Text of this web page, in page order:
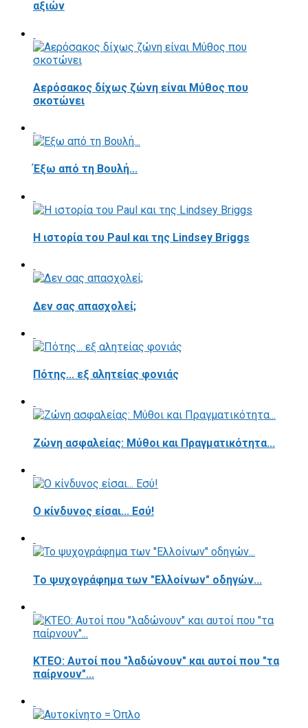
αξιών
Αερόσακος δίχως ζώνη είναι Μύθος που
σκοτώνει
Έξω από τη Βουλή...
Η ιστορία του Paul και της Lindsey Briggs
Δεν σας απασχολεί;
Πότης... εξ αλητείας φονιάς
Ζώνη ασφαλείας: Μύθοι και Πραγματικότητα...
Ο κίνδυνος είσαι... Εσύ!
Το ψυχογράφημα των "Ελλοίνων" οδηγών...
ΚΤΕΟ: Αυτοί που "λαδώνουν" και αυτοί που "τα
παίρνουν"...